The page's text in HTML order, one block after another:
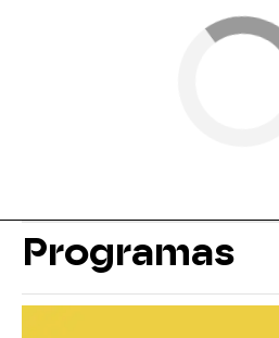
Programas